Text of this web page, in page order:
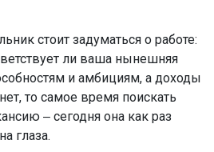
стоит задуматься о работе:
ли ваша нынешняя
и амбициям, а доходы
то самое время поискать
‒ сегодня она как раз
глаза.